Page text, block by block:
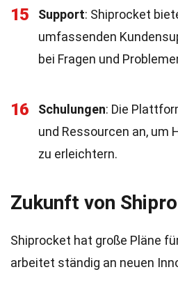
15 Support: Shiprocket
umfassenden
bei Fragen und
16 Schulungen: Die
und Ressourcen an, um
zu erleichtern.
Zukunft von
Shiprocket hat große Pläne
arbeitet ständig an neuen